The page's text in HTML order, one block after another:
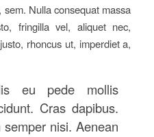
Nulla consequat massa
fringilla vel, aliquet nec,
rhoncus ut, imperdiet a,
eu pede mollis
Cras dapibus.
nisi. Aenean